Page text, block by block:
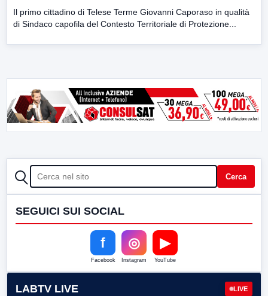
Il primo cittadino di Telese Terme Giovanni Caporaso in qualità
di Sindaco capofila del Contesto Territoriale di Protezione...
CERCA Cerca
SEGUICI SUI SOCIAL
f
Facebook
◎
Instagram
▶
YouTube
LABTV LIVE LIVE